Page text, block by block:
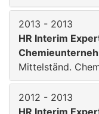
2013 - 2013
HR Interim
Mittelständ.
2012 - 2013
HR Interim